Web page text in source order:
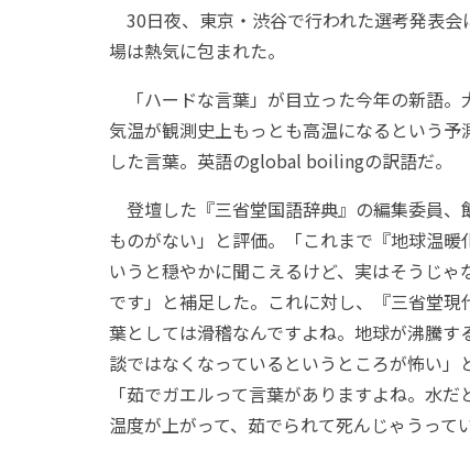
30日夜、東京・渋谷で行われた選考発表
場は熱気に包まれた。
「ハードな言葉」が目立った今年の新語
気温が観測史上もっとも高温になるという
した言葉。英語のglobal boilingの訳語だ。
登壇した『三省堂国語辞典』の編集委員
ものがない」と評価。「これまで『地球温
いうと穏やかに聞こえるけど、実はそうじ
です」と補足した。これに対し、『三省堂
葉としては滑稽なんですよね。地球が沸騰
談ではなくなっているというところが怖い」
「茹でガエルって言葉がありますよね。水
温度が上がって、茹でられて死んじゃうって